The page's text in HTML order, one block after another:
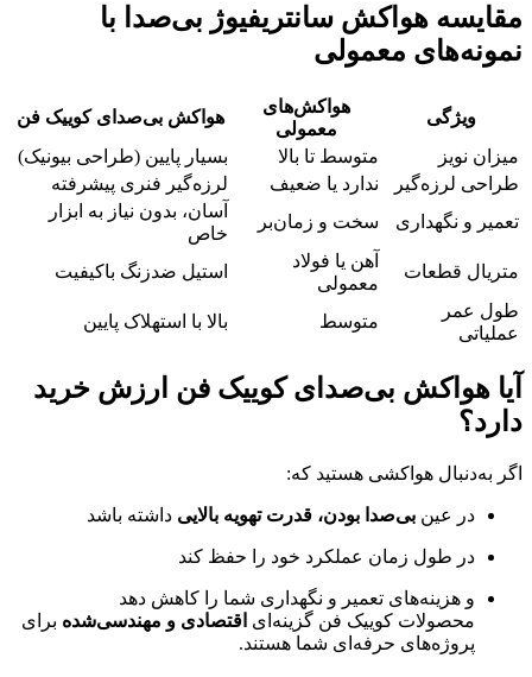
مقایسه هواکش سانتریفیوژ بی‌صدا با
نمونه‌های معمولی
ویژگی
هواکش‌های
معمولی
هواکش بی‌صدای کوییک فن
میزان نویز
متوسط تا بالا
بسیار پایین (طراحی بیونیک)
طراحی لرزه‌گیر
ندارد یا ضعیف
لرزه‌گیر فنری پیشرفته
تعمیر و نگهداری
سخت و زمان‌بر
آسان، بدون نیاز به ابزار
خاص
متریال قطعات
آهن یا فولاد
معمولی
استیل ضدزنگ باکیفیت
طول عمر
عملیاتی
متوسط بالا با استهلاک پایین
آیا هواکش بی‌صدای کوییک فن ارزش خرید
دارد؟
اگر به‌دنبال هواکشی هستید که:
در عین بی‌صدا بودن، قدرت تهویه بالایی داشته باشد
در طول زمان عملکرد خود را حفظ کند
و هزینه‌های تعمیر و نگهداری شما را کاهش دهد
محصولات کوییک فن گزینه‌ای اقتصادی و مهندسی‌شده برای
پروژه‌های حرفه‌ای شما هستند.